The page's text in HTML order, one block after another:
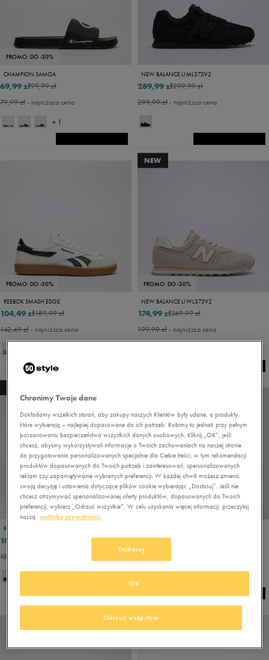
PROMO: DO -30%
CHAMPION SAMOA
99,99 zł
69,99 zł
79,99 zł- najniższa cena
+ 1
NEW BALANCE LI ML373V2
299,99 zł
289,99 zł
299,99 zł- najniższa cena
PROMO: DO -30%
REEBOK SMASH EDGE
189,99 zł
104,49 zł
142,49 zł- najniższa cena
NEW
PROMO: DO -30%
NEW BALANCE LI WL373V2
249,99 zł
174,99 zł
199,99 zł- najniższa cena
PROMO: DO -30%
FILA FIRETRAIL EVO
103,50 zł
126,49 zł
231,99 zł
Chronimy Twoje dane
Dokładamy wszelkich starań, aby zakupy naszych Klientów były udane, a produkty,
które wybierają – najlepiej dopasowane do ich potrzeb. Robimy to jednak przy pełnym
poszanowaniu bezpieczeństwa wszystkich danych osobowych. Kliknij „OK”, jeśli
chcesz, abyśmy wykorzystywali informacje o Twoich zachowaniach na naszej stronie
do przygotowania personalizowanych specjalnie dla Ciebie treści, w tym rekomendacji
produktów dopasowanych do Twoich potrzeb i zainteresowań, spersonalizowanych
reklam czy zapamiętywanie wybranych preferencji. W każdej chwili możesz zmienić
swoją decyzję i ustawienia dotyczące plików cookie wybierając „Dostosuj”. Jeśli nie
chcesz otrzymywać spersonalizowanej oferty produktów, dopasowanych do Twoich
preferencji, wybierz „Odrzuć wszystkie”. W celu uzyskania więcej informacji, przeczytaj
naszą
politykę prywatności.
Dostosuj
Odrzuć wszystkie
OK